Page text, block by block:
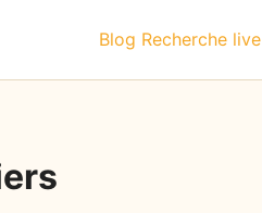
Blog Recherche live